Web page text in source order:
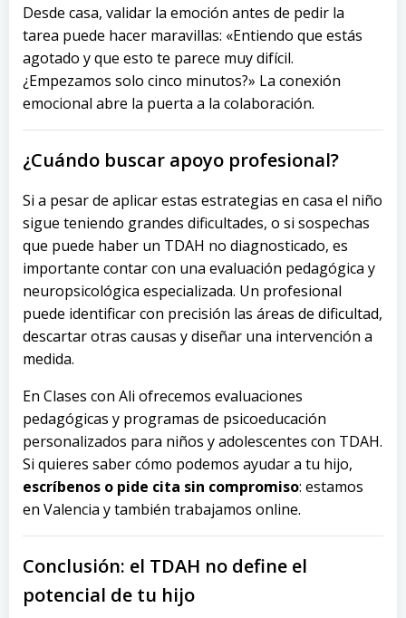
Desde casa, validar la emoción antes de pedir la
tarea puede hacer maravillas: «Entiendo que estás
agotado y que esto te parece muy difícil.
¿Empezamos solo cinco minutos?» La conexión
emocional abre la puerta a la colaboración.
¿Cuándo buscar apoyo profesional?
Si a pesar de aplicar estas estrategias en casa el niño
sigue teniendo grandes dificultades, o si sospechas
que puede haber un TDAH no diagnosticado, es
importante contar con una evaluación pedagógica y
neuropsicológica especializada. Un profesional
puede identificar con precisión las áreas de dificultad,
descartar otras causas y diseñar una intervención a
medida.
En Clases con Ali ofrecemos evaluaciones
pedagógicas y programas de psicoeducación
personalizados para niños y adolescentes con TDAH.
Si quieres saber cómo podemos ayudar a tu hijo,
escríbenos o pide cita sin compromiso: estamos
en Valencia y también trabajamos online.
Conclusión: el TDAH no define el
potencial de tu hijo